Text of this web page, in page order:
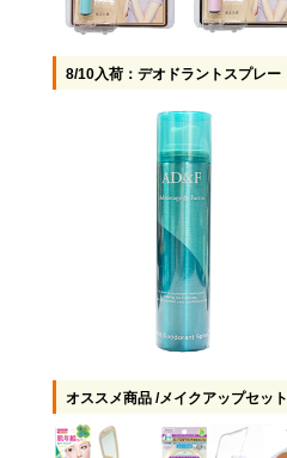
8/10入荷：デオドラントスプレー
オススメ商品 /メイクアップセット